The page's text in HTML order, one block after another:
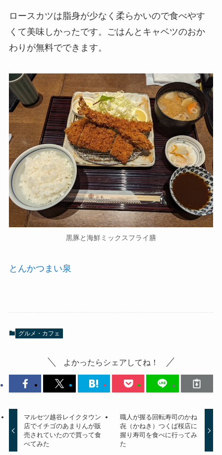
ロースカツは脂身が少なく柔らかいので食べやす
くて美味しかったです。ごはんとキャベツのおか
わりが無料でできます。
黒豚と海鮮ミックスフライ膳
とんかつまい泉
グルメ・カフェ
よかったらシェアしてね！
マルセツ越谷レイクタウン
店でイチゴのあまりんが販
売されていたので買って食
べてみた
職人が握る回転寿司のかね
㐂（かねき）つくば桜店に
握り寿司を食べに行ってみ
た